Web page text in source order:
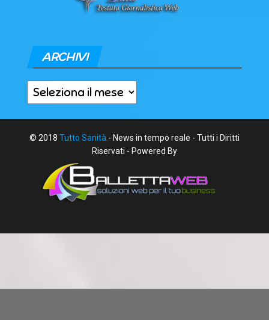
ARCHIVI
Archivi
© 2018 Tutto Sanità - News in tempo reale - Tutti i Diritti
Riservati - Powered By